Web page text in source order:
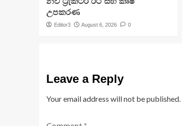
උපකරණ
Editor3 August 6, 2026 0
Leave a Reply
Your email address will not be published.